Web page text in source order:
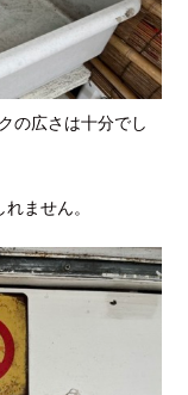
の広さは十分でし
ません。